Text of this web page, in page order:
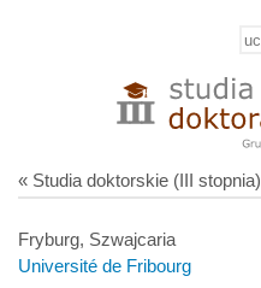
« Studia doktorskie (III stopnia)
Fryburg, Szwajcaria
Université de Fribourg